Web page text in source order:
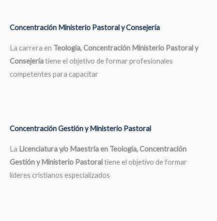
Concentración Ministerio Pastoral y Consejería
La carrera en Teología, Concentración Ministerio Pastoral y
Consejeríatiene el objetivo de formar profesionales
competentes para capacitar
Concentración Gestión y Ministerio Pastoral
La Licenciatura y/o Maestría en Teología, Concentración
Gestión y Ministerio Pastoraltiene el objetivo de formar
líderes cristianos especializados